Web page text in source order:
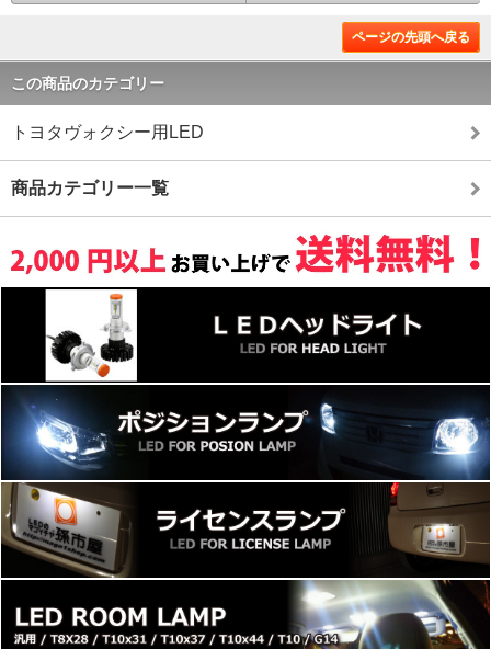
ページの先頭へ戻る
この商品のカテゴリー
トヨタヴォクシー用LED
商品カテゴリー一覧